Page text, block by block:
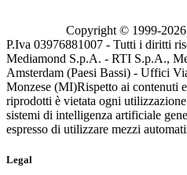
Copyright © 1999-2026
P.Iva 03976881007 - Tutti i diritti
Mediamond S.p.A. - RTI S.p.A.,
Amsterdam (Paesi Bassi) - Uffici
Monzese (MI)Rispetto ai contenuti
riprodotti è vietata ogni
sistemi di intelligenza artificiale
espresso di utilizzare mezzi
Legal